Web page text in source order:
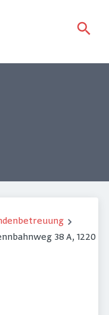
38 A, 1220